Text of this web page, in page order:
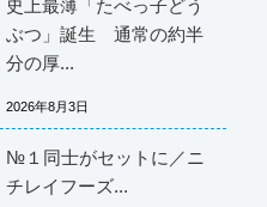
史上最薄「たべっ子どう
ぶつ」誕生 通常の約半
分の厚...
2026年8月3日
№１同士がセットに／ニ
チレイフーズ...